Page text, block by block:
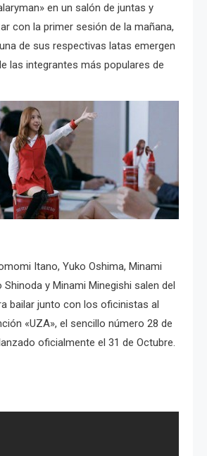
en un salón de juntas y
con la primer sesión de la mañana,
de sus respectivas latas emergen
las integrantes más populares de
Itano, Yuko Oshima, Minami
Shinoda y Minami Minegishi salen del
bailar junto con los oficinistas al
«UZA», el sencillo número 28 de
oficialmente el 31 de Octubre.